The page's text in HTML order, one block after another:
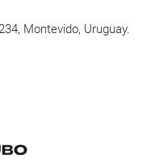
Montevido, Uruguay.